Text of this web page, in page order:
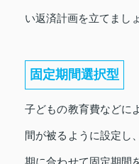
い返済計画を立てまし
固定期間選択型
子どもの教育費などに
間が被るように設定し